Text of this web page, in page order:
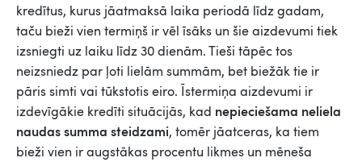
kredītus, kurus jāatmaksā laika periodā līdz gadam,
taču bieži vien termiņš ir vēl īsāks un šie aizdevumi tiek
izsniegti uz laiku līdz 30 dienām. Tieši tāpēc tos
neizsniedz par ļoti lielām summām, bet biežāk tie ir
pāris simti vai tūkstotis eiro. Īstermiņa aizdevumi ir
izdevīgākie kredīti situācijās, kad nepieciešama neliela
naudas summa steidzami, tomēr jāatceras, ka tiem
bieži vien ir augstākas procentu likmes un mēneša